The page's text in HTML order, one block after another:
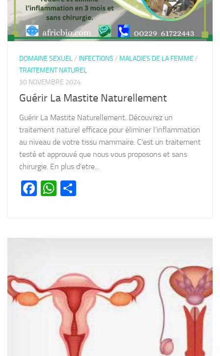
DOMAINE SEXUEL/ INFECTIONS / MALADIES DE LA FEMME /
TRAITEMENT NATUREL
30 NOVEMBRE 2024
Guérir La Mastite Naturellement
Guérir La Mastite Naturellement. Découvrez un
traitement naturel efficace pour éliminer l’inflammation
au niveau de votre tissu mammaire. C’est un traitement
testé et approuvé que nous vous proposons et sans
chirurgie. En plus d’etre...
Facebook
WhatsApp